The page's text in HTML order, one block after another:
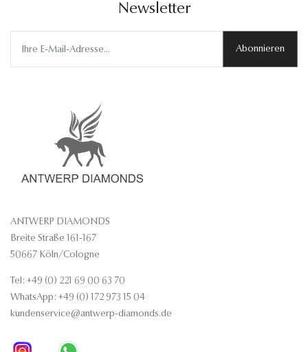
Newsletter
Abonnieren
ANTWERP DIAMONDS
Breite Straße 161-167
50667 Köln/Cologne
Tel: +49 (0) 221 69 00 63 70
WhatsApp: +49 (0) 172 973 15 04
kundenservice@antwerp-diamonds.de